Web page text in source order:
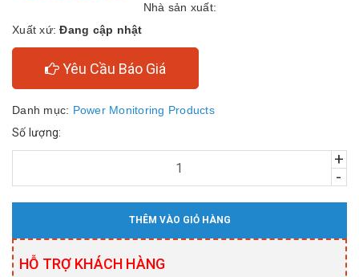
Nhà sản xuất:
Xuất xứ:Đang cập nhật
Yêu Cầu Báo Giá
Danh mục: Power Monitoring Products
Số lượng:
+
-
THÊM VÀO GIỎ HÀNG
HỖ TRỢ KHÁCH HÀNG